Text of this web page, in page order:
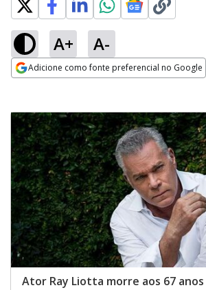
A+ A-
Adicione como fonte preferencial no Google
Ator Ray Liotta morre aos 67 anos